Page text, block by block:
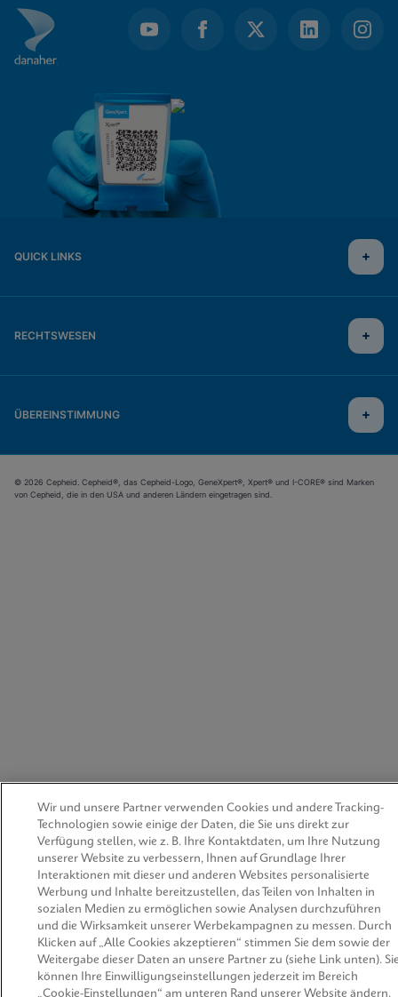
QUICK LINKS
RECHTSWESEN
ÜBEREINSTIMMUNG
© 2026 Cepheid. Cepheid®, das Cepheid-Logo, GeneXpert®, Xpert® und I-CORE® sind Marken
von Cepheid, die in den USA und anderen Ländern eingetragen sind.
Wir und unsere Partner verwenden Cookies und andere Tracking-
Technologien sowie einige der Daten, die Sie uns direkt zur
Verfügung stellen, wie z. B. Ihre Kontaktdaten, um Ihre Nutzung
unserer Website zu verbessern, Ihnen auf Grundlage Ihrer
Interaktionen mit dieser und anderen Websites personalisierte
Werbung und Inhalte bereitzustellen, das Teilen von Inhalten in
sozialen Medien zu ermöglichen sowie Analysen durchzuführen
und die Wirksamkeit unserer Werbekampagnen zu messen. Durch
Klicken auf „Alle Cookies akzeptieren“ stimmen Sie dem sowie der
Weitergabe dieser Daten an unsere Partner zu (siehe Link unten).
können Ihre Einwilligungseinstellungen jederzeit im Bereich
„Cookie-Einstellungen“ am unteren Rand unserer Website ändern.